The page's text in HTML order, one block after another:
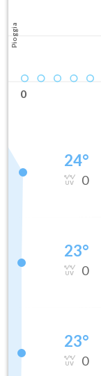
Pioggia
0
24°
0
23°
0
23°
0